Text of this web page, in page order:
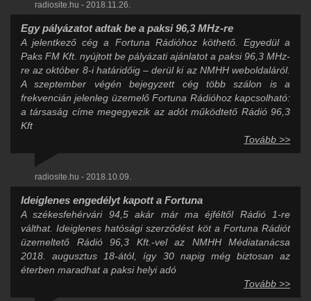
radiosite.hu - 2018.11.26.
Egy pályázatot adtak be a paksi 96,3 MHz-re
A jelentkező cég a Fortuna Rádióhoz köthető. Egyedül a
Paks FM Kft. nyújtott be pályázati ajánlatot a paksi 96,3 MHz-
re az október 8-i határidőig – derül ki az NMHH weboldaláról.
A szeptember végén bejegyzett cég több szálon is a
frekvencián jelenleg üzemelő Fortuna Rádióhoz kapcsolható:
a társaság címe megegyezik az adót működtető Rádió 96,3
Kft
Tovább >>
radiosite.hu - 2018.10.09.
Ideiglenes engedélyt kapott a Fortuna
A székesfehérvári 94,5 akár már ma éjféltől Rádió 1-re
válthat. Ideiglenes hatósági szerződést köt a Fortuna Rádiót
üzemeltető Rádió 96,3 Kft.-vel az NMHH Médiatanácsa
2018. augusztus 18-ától, így 30 napig még biztosan az
éterben maradhat a paksi helyi adó
Tovább >>